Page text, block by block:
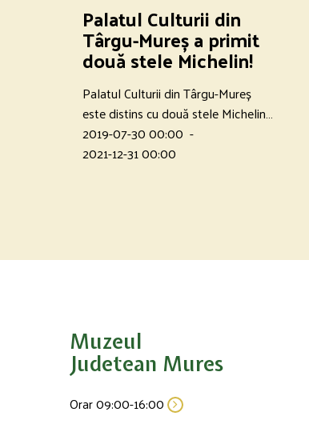
Palatul Culturii din
Târgu-Mureș a primit
două stele Michelin!
Palatul Culturii din Târgu-Mureș
este distins cu două stele Michelin…
2019-07-30 00:00 -
2021-12-31 00:00
Muzeul
Judetean Mures
Orar 09:00-16:00